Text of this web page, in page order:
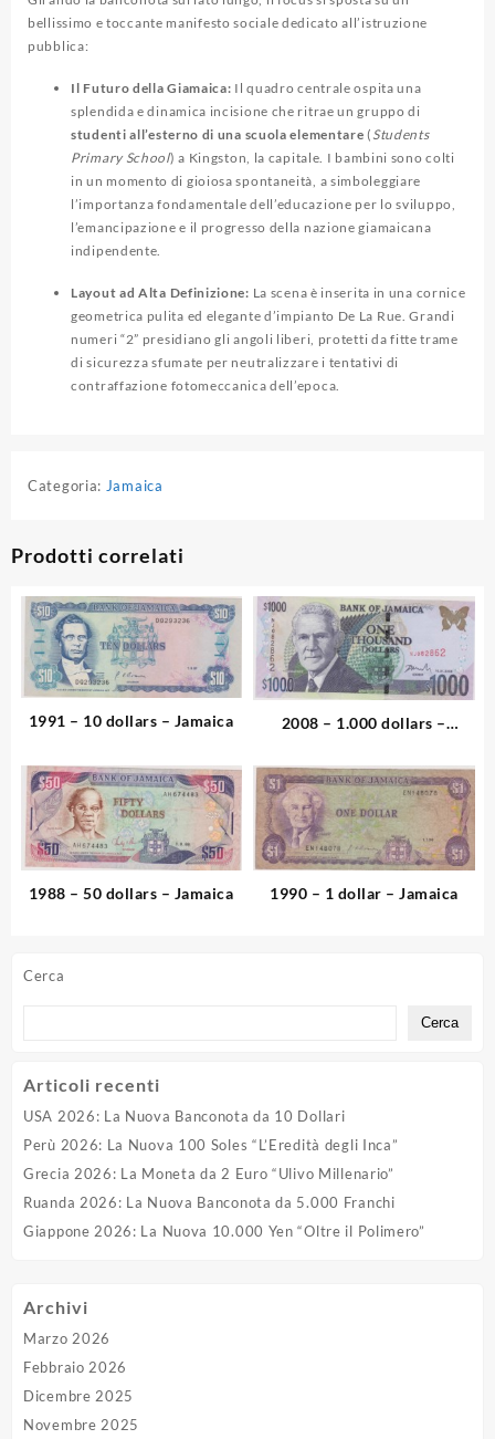
Cerca
Cerca
Articoli recenti
USA 2026: La Nuova Banconota da 10 Dollari
Perù 2026: La Nuova 100 Soles “L’Eredità degli Inca”
Grecia 2026: La Moneta da 2 Euro “Ulivo Millenario”
Ruanda 2026: La Nuova Banconota da 5.000 Franchi
Giappone 2026: La Nuova 10.000 Yen “Oltre il Polimero”
bellissimo e toccante manifesto sociale dedicato all’istruzione
pubblica:
Il Futuro della Giamaica: Il quadro centrale ospita una
splendida e dinamica incisione che ritrae un gruppo di
studenti all’esterno di una scuola elementare ( Students
Primary School) a Kingston, la capitale. I bambini sono colti
in un momento di gioiosa spontaneità, a simboleggiare
l’importanza fondamentale dell’educazione per lo sviluppo,
l’emancipazione e il progresso della nazione giamaicana
indipendente.
Layout ad Alta Definizione: La scena è inserita in una cornice
geometrica pulita ed elegante d’impianto De La Rue. Grandi
numeri “2” presidiano gli angoli liberi, protetti da fitte trame
di sicurezza sfumate per neutralizzare i tentativi di
contraffazione fotomeccanica dell’epoca.
Categoria: Jamaica
Prodotti correlati
1991 – 10 dollars – Jamaica
2008 – 1.000 dollars –
1988 – 50 dollars – Jamaica 1990 – 1 dollar – Jamaica
Archivi
Marzo 2026
Febbraio 2026
Dicembre 2025
Novembre 2025